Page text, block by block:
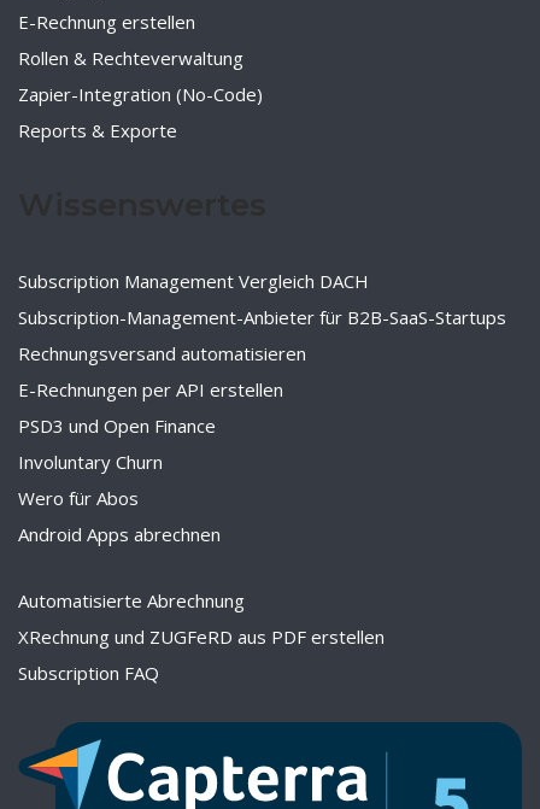
E-Rechnung erstellen
Rollen & Rechteverwaltung
Zapier-Integration (No-Code)
Reports & Exporte
Subscription Management Vergleich DACH
Subscription-Management-Anbieter für B2B-SaaS-Startups
Rechnungsversand automatisieren
E-Rechnungen per API erstellen
PSD3 und Open Finance
Involuntary Churn
Wero für Abos
Android Apps abrechnen
Automatisierte Abrechnung
XRechnung und ZUGFeRD aus PDF erstellen
Subscription FAQ